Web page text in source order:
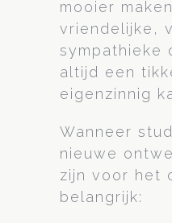
mooier
vriendelijke,
sympathieke
altijd een
eigenzinnig
Wanneer
nieuwe
zijn voor het
belangrijk: